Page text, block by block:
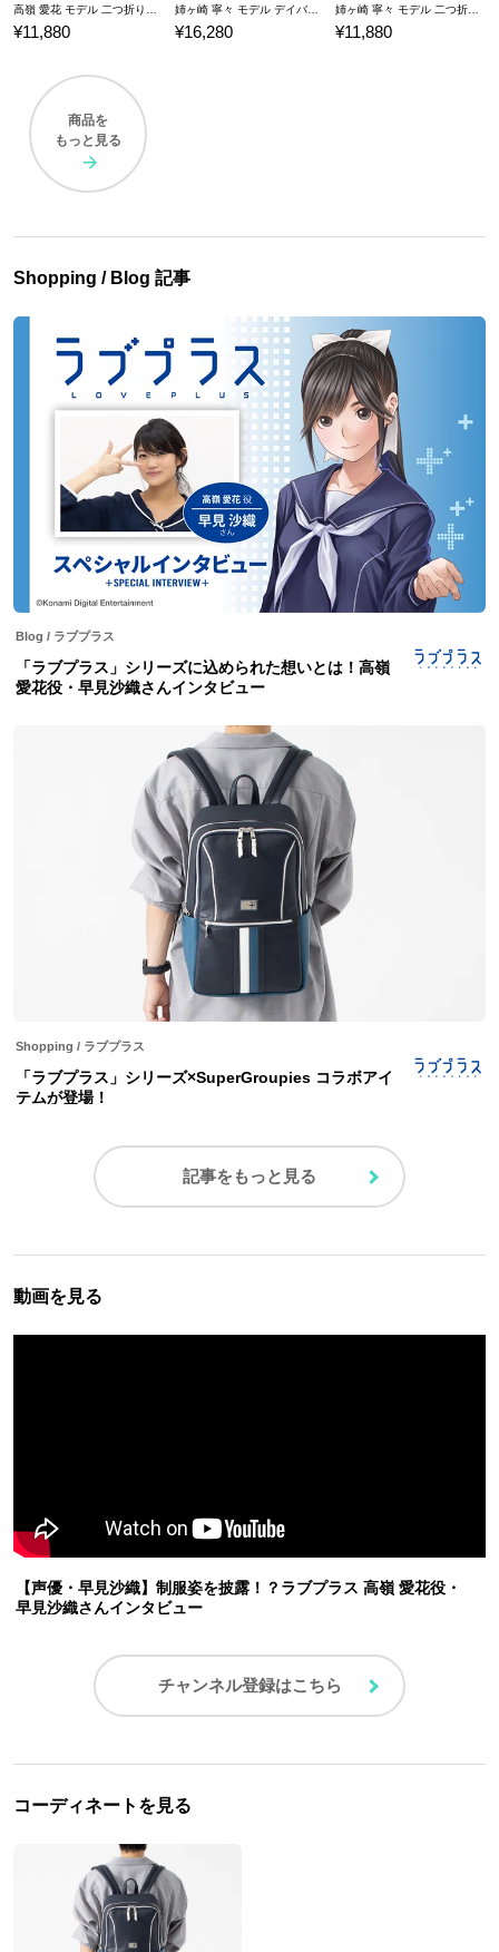
¥11,880
姉ヶ崎 寧々 モデル デイバッグ ラブプラス
¥16,280 ¥11,880
商品を
もっと見る
Shopping / Blog 記事
Blog / ラブプラス
「ラブプラス」シリーズに込められた想いとは！高嶺
愛花役・早見沙織さんインタビュー
Shopping / ラブプラス
「ラブプラス」シリーズ×SuperGroupies コラボアイ
テムが登場！
記事をもっと見る
動画を見る
【声優・早見沙織】制服姿を披露！？ラブプラス 高嶺 愛花役・
早見沙織さんインタビュー
チャンネル登録はこちら
コーディネートを見る